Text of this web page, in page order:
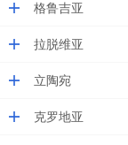
格鲁吉亚
拉脱维亚
立陶宛
克罗地亚